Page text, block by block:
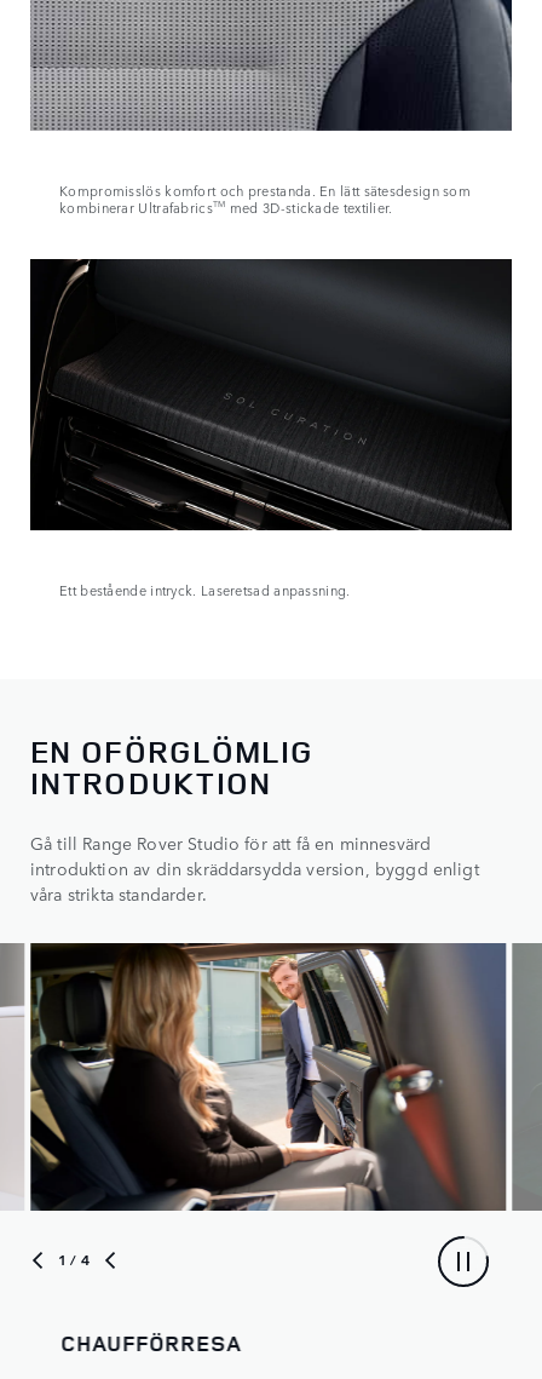
Kompromisslös komfort och prestanda. En lätt sätesdesign som
kombinerar UltrafabricsTM med 3D-stickade textilier.
Ett bestående intryck. Laseretsad anpassning.
EN OFÖRGLÖMLIG
INTRODUKTION
Gå till Range Rover Studio för att få en minnesvärd
introduktion av din skräddarsydda version, byggd enligt
våra strikta standarder.
2 / 4
EN OMFATTANDE PRESENTATION